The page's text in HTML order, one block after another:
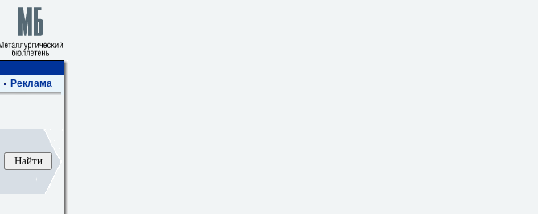
Реклама